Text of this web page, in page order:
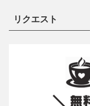
リクエスト